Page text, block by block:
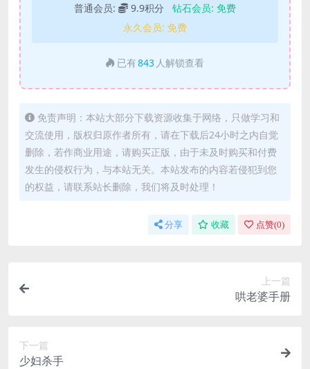
普通会员: 9.9积分 钻石会员: 免费
永久会员: 免费
已有843 人解锁查看
免责声明：本站大部分下载资源收集于网络，只做学习和
交流使用，版权归原作者所有，请在下载后24小时之内自觉
删除，若作商业用途，请购买正版，由于未及时购买和付费
发生的侵权行为，与本站无关。本站发布的内容若侵犯到您
的权益，请联系站长删除，我们将及时处理！
分享 收藏 点赞(0)
上一篇
哄老婆手册
下一篇
少妇杀手